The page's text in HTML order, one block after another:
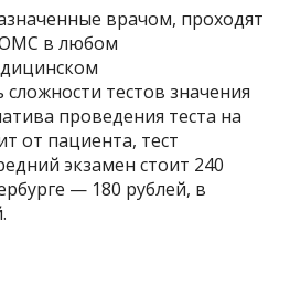
врачом, проходят
ОМС в любом
тестов значения
проведения теста на
от пациента, тест
экзамен стоит 240
— 180 рублей, в